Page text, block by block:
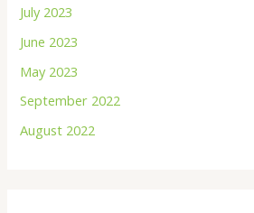
July 2023
June 2023
May 2023
September 2022
August 2022